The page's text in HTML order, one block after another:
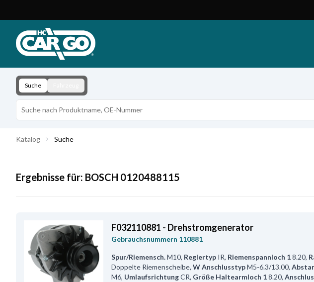
Download
Kontakt
Suche
Katalog Suche
Ergebnisse für: BOSCH 0120488115
F032110881 - Drehstromgenerator
Gebrauchsnummern 110881
Spur/Riemensch.M10, Reglertyp IR, Riemenspannloch 18.20,
Doppelte Riemenscheibe, W AnschlusstypM5-6.3/13.00,
M6, UmlaufsrichtungCR, Größe Haltearmloch 18.20,